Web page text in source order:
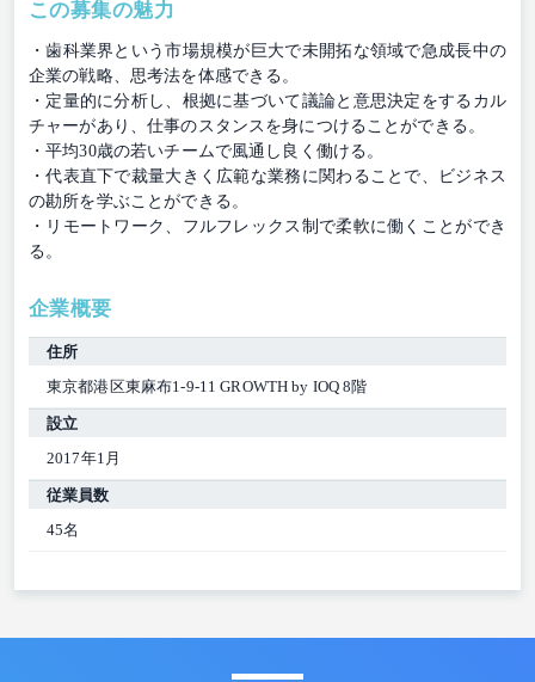
この募集の魅力
・歯科業界という市場規模が巨大で未開拓な領域で急成長中の
企業の戦略、思考法を体感できる。
・定量的に分析し、根拠に基づいて議論と意思決定をするカル
チャーがあり、仕事のスタンスを身につけることができる。
・平均30歳の若いチームで風通し良く働ける。
・代表直下で裁量大きく広範な業務に関わることで、ビジネス
の勘所を学ぶことができる。
・リモートワーク、フルフレックス制で柔軟に働くことができ
る。
企業概要
住所
東京都港区東麻布1-9-11 GROWTH by IOQ 8階
設立
2017年1月
従業員数
45名